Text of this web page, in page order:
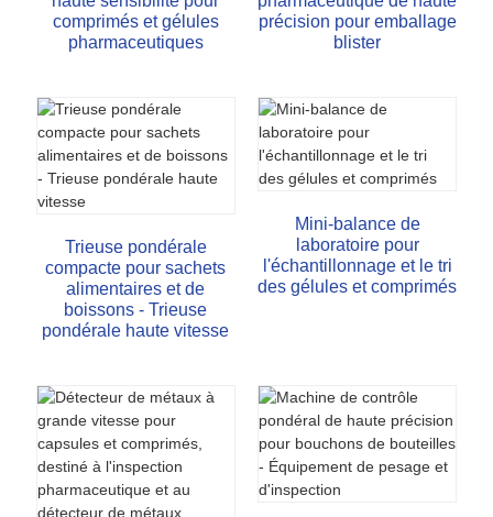
comprimés et gélules
pharmaceutiques
précision pour emballage
blister
Trieuse pondérale
compacte pour sachets
alimentaires et de
boissons - Trieuse
pondérale haute vitesse
Mini-balance de
laboratoire pour
l'échantillonnage et le tri
des gélules et comprimés